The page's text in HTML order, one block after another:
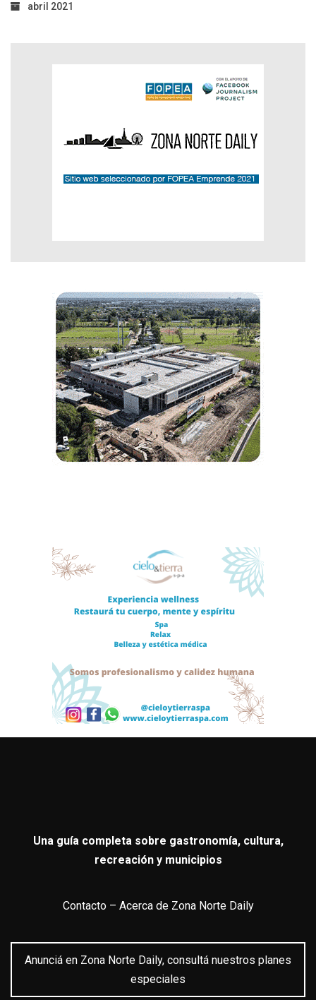
abril 2021
Una guía completa sobre gastronomía, cultura,
recreación y municipios
Contacto– Acerca de Zona Norte Daily
Anunciá en Zona Norte Daily, consultá nuestros planes
especiales